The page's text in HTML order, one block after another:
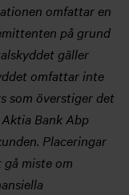
omfattar en
på grund
gäller
omfattar inte
som överstiger det
Bank Abp
Placeringar
miste om